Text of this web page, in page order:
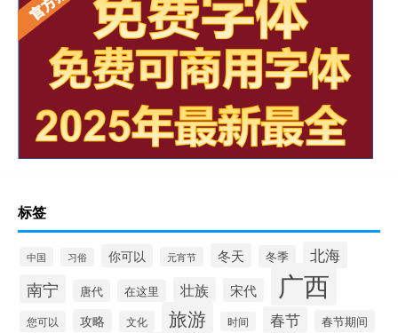
标签
中国 习俗 你可以 元宵节 冬天 冬季 北海
南宁 唐代 在这里 壮族 宋代 广西
您可以 攻略 文化 旅游 时间 春节 春节期间